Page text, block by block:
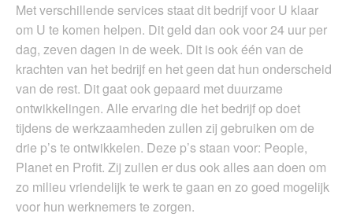
Met verschillende services staat dit bedrijf voor U klaar
om U te komen helpen. Dit geld dan ook voor 24 uur per
dag, zeven dagen in de week. Dit is ook één van de
krachten van het bedrijf en het geen dat hun onderscheid
van de rest. Dit gaat ook gepaard met duurzame
ontwikkelingen. Alle ervaring die het bedrijf op doet
tijdens de werkzaamheden zullen zij gebruiken om de
drie p’s te ontwikkelen. Deze p’s staan voor: People,
Planet en Profit. Zij zullen er dus ook alles aan doen om
zo milieu vriendelijk te werk te gaan en zo goed mogelijk
voor hun werknemers te zorgen.